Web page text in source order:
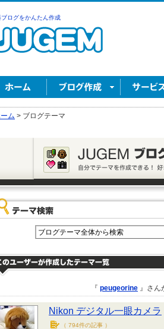
ブログをかんたん作成
ム > ブログテーマ
『 peugeorine 』さん
Nikon デジタル一眼カメラ
（ 794件の記事 ）